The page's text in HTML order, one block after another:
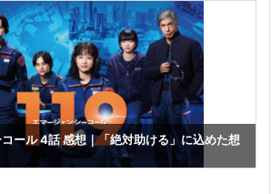
ール 4話 感想｜「絶対助ける」に込めた想